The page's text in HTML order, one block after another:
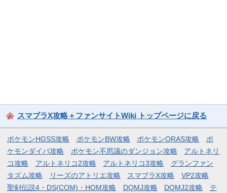
スマブラX攻略＋ファンサイトWiki トップページに戻る
ポケモンHGSS攻略 ポケモンBW攻略 ポケモンORAS攻略
ポ
ケモンダイパ攻略
ポケモン不思議のダンジョン攻略
アルトネリ
コ攻略
アルトネリコ2攻略 アルトネリコ3攻略
グランファン
タズム攻略
リーズのアトリエ攻略 スマブラX攻略
VP2攻略
聖剣伝説4・DS(COM)・HOM攻略
DQMJ攻略 DQMJ2攻略 テ